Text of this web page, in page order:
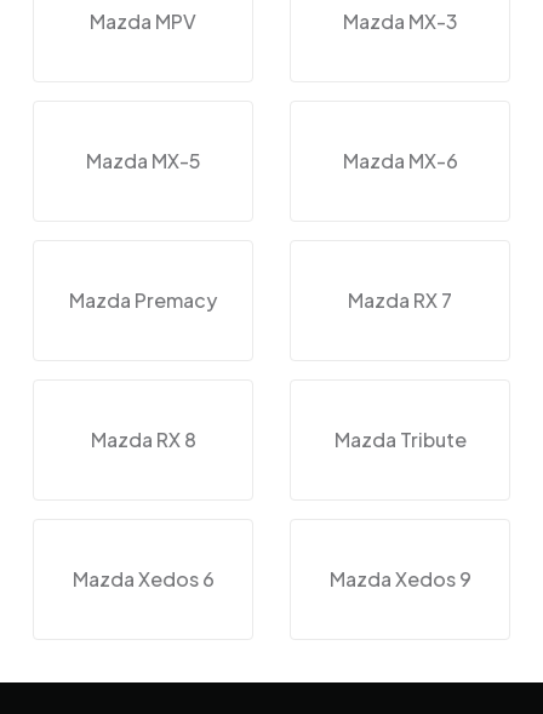
Mazda MPV Mazda MX-3
Mazda MX-5 Mazda MX-6
Mazda Premacy Mazda RX 7
Mazda RX 8 Mazda Tribute
Mazda Xedos 6 Mazda Xedos 9